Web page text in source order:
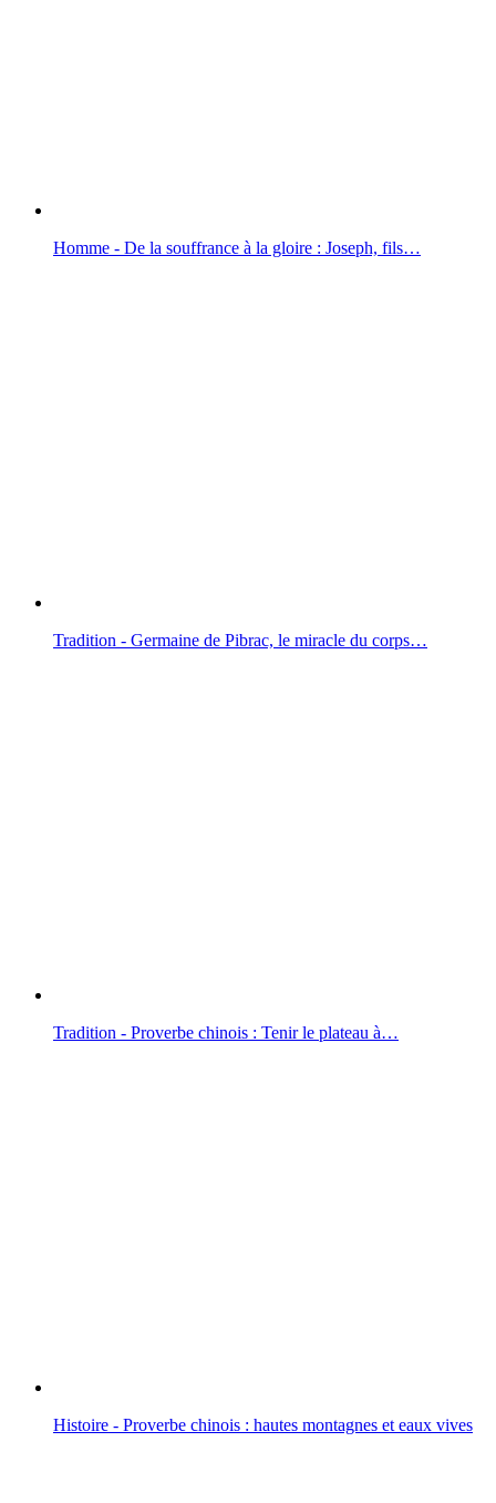
Homme - De la souffrance à la gloire : Joseph, fils…
Tradition - Germaine de Pibrac, le miracle du corps…
Tradition - Proverbe chinois : Tenir le plateau à…
Histoire - Proverbe chinois : hautes montagnes et eaux vives